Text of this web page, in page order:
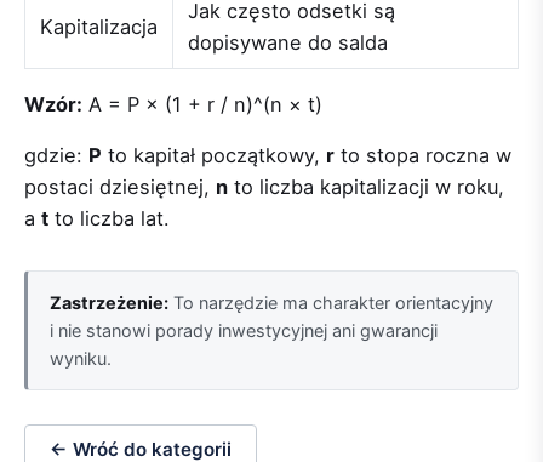
Kapitalizacja
Jak często odsetki są
dopisywane do salda
Wzór: A = P × (1 + r / n)^(n × t)
gdzie: P to kapitał początkowy, r to stopa roczna w
postaci dziesiętnej, n to liczba kapitalizacji w roku,
a t to liczba lat.
Zastrzeżenie: To narzędzie ma charakter orientacyjny
i nie stanowi porady inwestycyjnej ani gwarancji
wyniku.
← Wróć do kategorii